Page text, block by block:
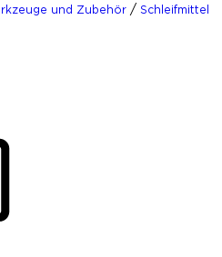
und Zubehör / Schleifmittel